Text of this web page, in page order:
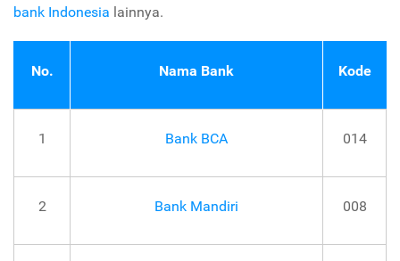
bank Indonesia lainnya.
No. Nama Bank Kode
1 Bank BCA 014
2 Bank Mandiri 008